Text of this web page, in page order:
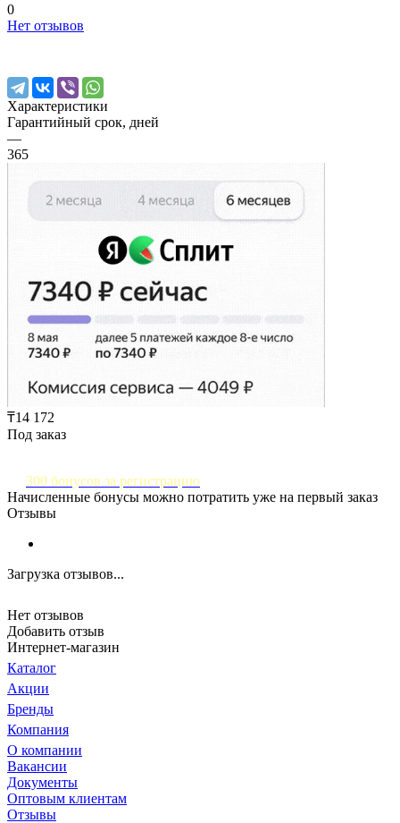
0
Нет отзывов
Характеристики
Гарантийный срок, дней
—
365
₸14 172
Под заказ
300 бонусов за регистрацию
Начисленные бонусы можно потратить уже на первый заказ
Отзывы
Загрузка отзывов...
Нет отзывов
Добавить отзыв
Интернет-магазин
Каталог
Акции
Бренды
Компания
О компании
Вакансии
Документы
Оптовым клиентам
Отзывы